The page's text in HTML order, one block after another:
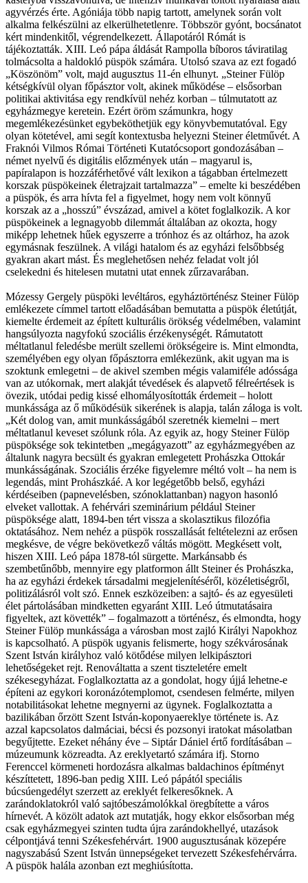
agyvérzés érte. Agóniája több napig tartott, amelynek során volt
alkalma felkészülni az elkerülhetetlenre. Többször gyónt, bocsánatot
kért mindenkitől, végrendelkezett. Állapotáról Rómát is
tájékoztatták. XIII. Leó pápa áldását Rampolla bíboros táviratilag
tolmácsolta a haldokló püspök számára. Utolsó szava az ezt fogadó
„Köszönöm” volt, majd augusztus 11-én elhunyt. „Steiner Fülöp
kétségkívül olyan főpásztor volt, akinek működése – elsősorban
politikai aktivitása egy rendkívül nehéz korban – túlmutatott az
egyházmegye keretein. Ezért öröm számunkra, hogy
megemlékezésünket egybeköthetjük egy könyvbemutatóval. Egy
olyan kötetével, ami segít kontextusba helyezni Steiner életművét. A
Fraknói Vilmos Római Történeti Kutatócsoport gondozásában –
német nyelvű és digitális előzmények után – magyarul is,
papíralapon is hozzáférhetővé vált lexikon a tágabban értelmezett
korszak püspökeinek életrajzait tartalmazza” – emelte ki beszédében
a püspök, és arra hívta fel a figyelmet, hogy nem volt könnyű
korszak az a „hosszú” évszázad, amivel a kötet foglalkozik. A kor
püspökeinek a legnagyobb dilemmát általában az okozta, hogy
miképp lehetnek hűek egyszerre a trónhoz és az oltárhoz, ha azok
egymásnak feszülnek. A világi hatalom és az egyházi felsőbbség
gyakran akart mást. És meglehetősen nehéz feladat volt jól
cselekedni és hitelesen mutatni utat ennek zűrzavarában.
Mózessy Gergely püspöki levéltáros, egyháztörténész Steiner Fülöp
emlékezete címmel tartott előadásában bemutatta a püspök életútját,
kiemelte érdemeit az épített kulturális örökség védelmében, valamint
hangsúlyozta nagyfokú szociális érzékenységét. Rámutatott
méltatlanul feledésbe merült szellemi örökségeire is. Mint elmondta,
személyében egy olyan főpásztorra emlékezünk, akit ugyan ma is
szoktunk emlegetni – de akivel szemben mégis valamiféle adóssága
van az utókornak, mert alakját tévedések és alapvető félreértések is
övezik, utódai pedig kissé elhomályosították érdemeit – holott
munkássága az ő működésük sikerének is alapja, talán záloga is volt.
„Két dolog van, amit munkásságából szeretnék kiemelni – mert
méltatlanul keveset szólunk róla. Az egyik az, hogy Steiner Fülöp
püspöksége sok tekintetben „megágyazott” az egyházmegyében az
általunk nagyra becsült és gyakran emlegetett Prohászka Ottokár
munkásságának. Szociális érzéke figyelemre méltó volt – ha nem is
legendás, mint Prohászkáé. A kor legégetőbb belső, egyházi
kérdéseiben (papnevelésben, szónoklattanban) nagyon hasonló
elveket vallottak. A fehérvári szeminárium például Steiner
püspöksége alatt, 1894-ben tért vissza a skolasztikus filozófia
oktatásához. Nem nehéz a püspök rosszallását feltételezni az erősen
megkésve, de végre bekövetkező váltás mögött. Megkésett volt,
hiszen XIII. Leó pápa 1878-tól sürgette. Markánsabb és
szembetűnőbb, mennyire egy platformon állt Steiner és Prohászka,
ha az egyházi érdekek társadalmi megjelenítéséről, közéletiségről,
politizálásról volt szó. Ennek eszközeiben: a sajtó- és az egyesületi
élet pártolásában mindketten egyaránt XIII. Leó útmutatásaira
figyeltek, azt követték” – fogalmazott a történész, és elmondta, hogy
Steiner Fülöp munkássága a városban most zajló Királyi Napokhoz
is kapcsolható. A püspök ugyanis felismerte, hogy székvárosának
Szent István királyhoz való kötődése milyen lelkipásztori
lehetőségeket rejt. Renováltatta a szent tiszteletére emelt
székesegyházat. Foglalkoztatta az a gondolat, hogy újjá lehetne-e
építeni az egykori koronázótemplomot, csendesen felmérte, milyen
notabilitásokat lehetne megnyerni az ügynek. Foglalkoztatta a
bazilikában őrzött Szent István-koponyaereklye története is. Az
azzal kapcsolatos dalmáciai, bécsi és pozsonyi iratokat másolatban
begyűjtette. Ezeket néhány éve – Siptár Dániel értő fordításában –
múzeumunk közreadta. Az ereklyetartó számára ifj. Storno
Ferenccel körmeneti hordozásra alkalmas baldachinos építményt
készíttetett, 1896-ban pedig XIII. Leó pápától speciális
búcsúengedélyt szerzett az ereklyét felkeresőknek. A
zarándoklatokról való sajtóbeszámolókkal öregbítette a város
hírnevét. A közölt adatok azt mutatják, hogy ekkor elsősorban még
csak egyházmegyei szinten tudta újra zarándokhellyé, utazások
célpontjává tenni Székesfehérvárt. 1900 augusztusának közepére
nagyszabású Szent István ünnepségeket tervezett Székesfehérvárra.
A püspök halála azonban ezt meghiúsította.